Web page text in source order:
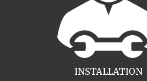
INSTALLATION